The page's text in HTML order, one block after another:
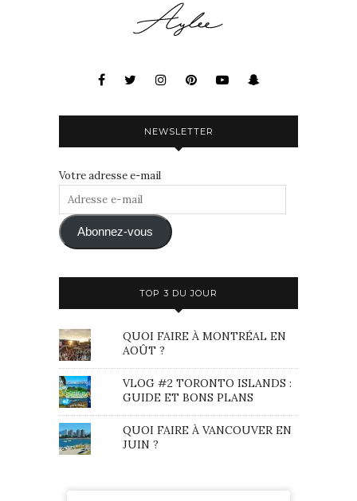
NEWSLETTER
Votre adresse e-mail
Adresse
mail Abonnez-vous
TOP 3 DU JOUR
QUOI FAIRE À MONTRÉAL EN
AOÛT ?
VLOG #2 TORONTO ISLANDS :
GUIDE ET BONS PLANS
QUOI FAIRE À VANCOUVER EN
JUIN ?